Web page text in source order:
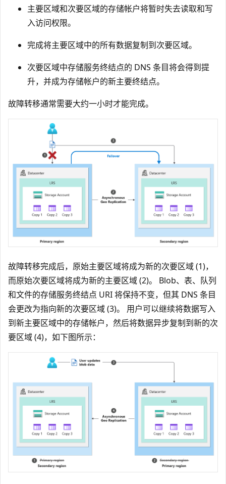
主要区域和次要区域的存储帐户将暂时失去读取和写
入访问权限。
完成将主要区域中的所有数据复制到次要区域。
次要区域中存储服务终结点的 DNS 条目将会得到提
升，并成为存储帐户的新主要终结点。
故障转移通常需要大约一小时才能完成。
故障转移完成后，原始主要区域将成为新的次要区域 (1)，
而原始次要区域将成为新的主要区域 (2)。 Blob、表、队列
和文件的存储服务终结点 URI 将保持不变，但其 DNS 条目
会更改为指向新的次要区域 (3)。 用户可以继续将数据写入
到新主要区域中的存储帐户，然后将数据异步复制到新的次
要区域 (4)，如下图所示：